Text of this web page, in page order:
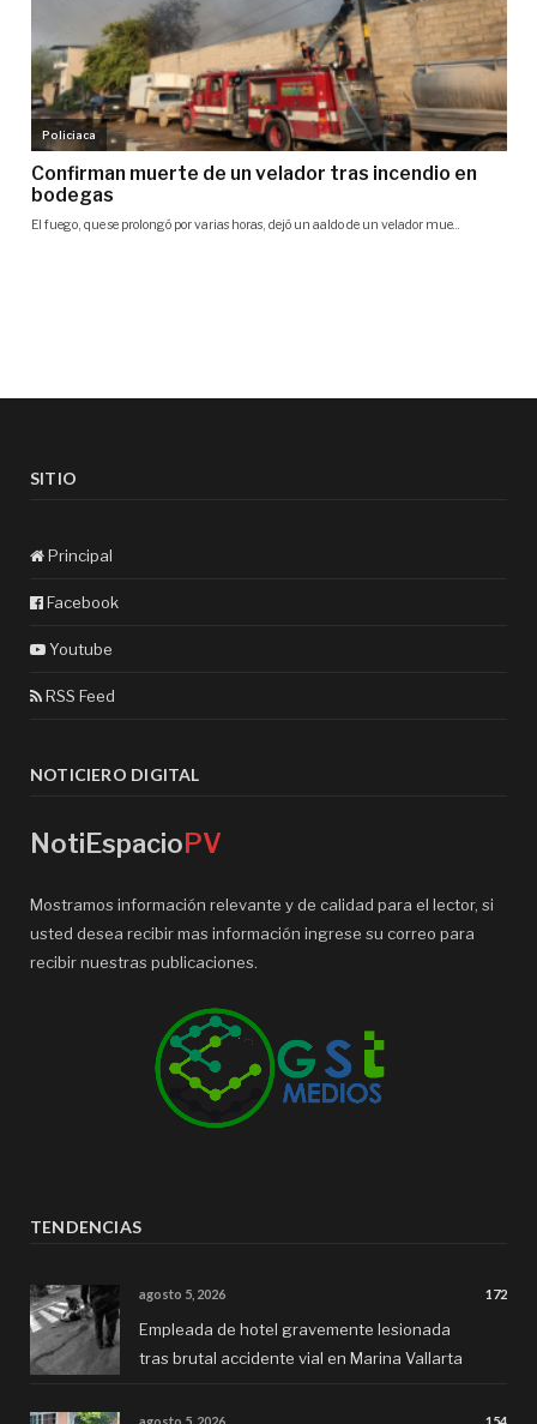
SITIO
Principal
Facebook
Youtube
RSS Feed
NOTICIERO DIGITAL
NotiEspacioPV
Mostramos información relevante y de calidad para el lector, si
usted desea recibir mas información ingrese su correo para
recibir nuestras publicaciones.
TENDENCIAS
agosto 5, 2026 172
Empleada de hotel gravemente lesionada
tras brutal accidente vial en Marina Vallarta